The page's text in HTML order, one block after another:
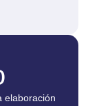
elaboración